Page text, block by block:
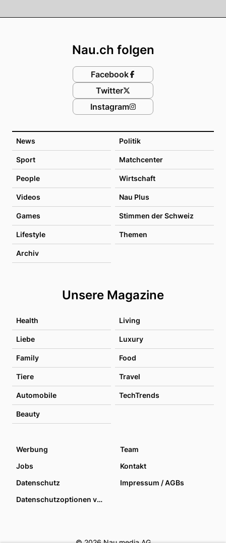
News Politik
Sport Matchcenter
People Wirtschaft
Videos Nau Plus
Games Stimmen der Schweiz
Lifestyle Themen
Archiv
Unsere Magazine
Health Living
Liebe Luxury
Family Food
Tiere Travel
Automobile TechTrends
Beauty
Nau.ch folgen
Facebook
Twitter
Instagram
Werbung
Team
Jobs
Kontakt
Datenschutz
Impressum / AGBs
Datenschutzoptionen verwalten